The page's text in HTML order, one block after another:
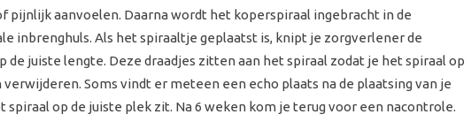
pijnlijk aanvoelen. Daarna wordt het koperspiraal ingebracht in de
inbrenghuls. Als het spiraaltje geplaatst is, knipt je zorgverlener de
de juiste lengte. Deze draadjes zitten aan het spiraal zodat je het spiraal op
Soms vindt er meteen een echo plaats na de plaatsing van je
op de juiste plek zit. Na 6 weken kom je terug voor een nacontrole.